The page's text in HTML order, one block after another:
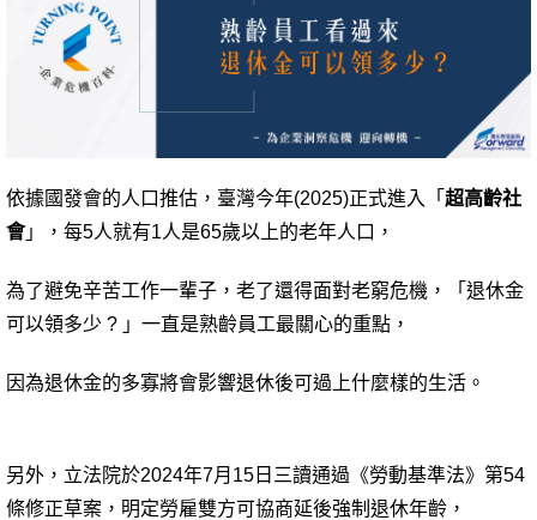
依據國發會的人口推估，臺灣今年(2025)正式進入「 超高齡社
會」，每5人就有1人是65歲以上的老年人口，
為了避免辛苦工作一輩子，老了還得面對老窮危機，「退休金
可以領多少 ? 」一直是熟齡員工最關心的重點，
因為退休金的多寡將會影響退休後可過上什麼樣的生活。
另外，立法院於2024年7月15日三讀通過《勞動基準法》第54
條修正草案，明定勞雇雙方可協商延後強制退休年齡，